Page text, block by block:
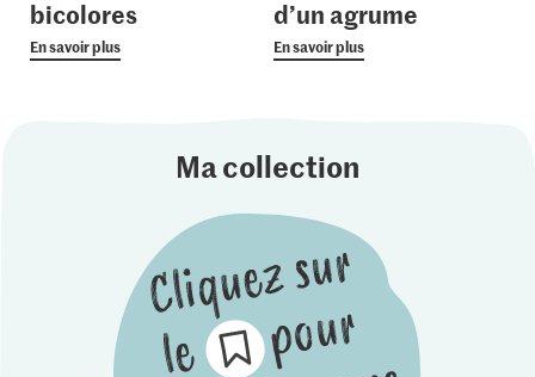
bicolores
En savoir plus
d’un agrume
En savoir plus
Ma collection